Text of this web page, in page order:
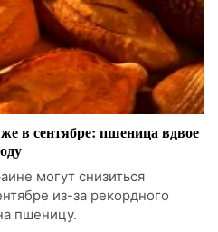
в сентябре: пшеница вдвое
могут снизиться
из-за рекордного
пшеницу.